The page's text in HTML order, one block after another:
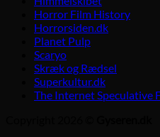
Horror Film History
Horrorsiden.dk
Planet Pulp
Scaryo
Skræk og Rædsel
Superkultur.dk
The Internet Speculative